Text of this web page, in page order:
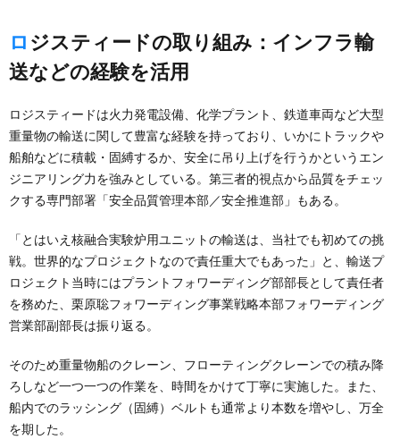
ロジスティードの取り組み：インフラ輸
送などの経験を活用
ロジスティードは火力発電設備、化学プラント、鉄道車両など大型
重量物の輸送に関して豊富な経験を持っており、いかにトラックや
船舶などに積載・固縛するか、安全に吊り上げを行うかというエン
ジニアリング力を強みとしている。第三者的視点から品質をチェッ
クする専門部署「安全品質管理本部／安全推進部」もある。
「とはいえ核融合実験炉用ユニットの輸送は、当社でも初めての挑
戦。世界的なプロジェクトなので責任重大でもあった」と、輸送プ
ロジェクト当時にはプラントフォワーディング部部長として責任者
を務めた、栗原聡フォワーディング事業戦略本部フォワーディング
営業部副部長は振り返る。
そのため重量物船のクレーン、フローティングクレーンでの積み降
ろしなど一つ一つの作業を、時間をかけて丁寧に実施した。また、
船内でのラッシング（固縛）ベルトも通常より本数を増やし、万全
を期した。